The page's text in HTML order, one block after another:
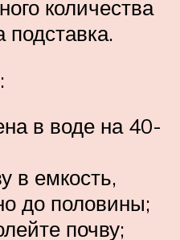
количества
подставка.
в воде на 40-
в емкость,
до половины;
почву;